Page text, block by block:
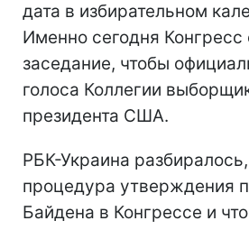
дата в избирательном
Именно сегодня Конгресс
заседание, чтобы
голоса Коллегии
президента США.
РБК-Украина
процедура утверждения
Байдена в Конгрессе и